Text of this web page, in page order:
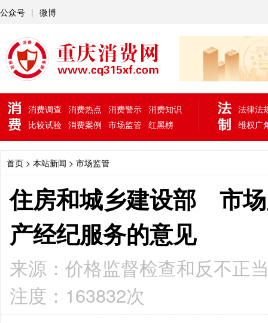
公众号 | 微博
消费调查 消费热点 消费警示 消费知识
比较试验 消费案例 市场监管 红黑榜
法律法
维权广
首页 > 本站新闻 > 市场监管
住房和城乡建设部 市
产经纪服务的意见
来源：价格监督检查和反不正
注度：163832次